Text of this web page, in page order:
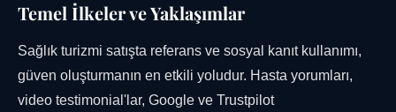
Temel İlkeler ve Yaklaşımlar
Sağlık turizmi satışta referans ve sosyal kanıt kullanımı,
güven oluşturmanın en etkili yoludur. Hasta yorumları,
video testimonial'lar, Google ve Trustpilot